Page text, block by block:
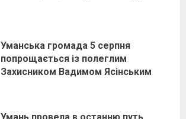
Уманська громада 5 серпня
попрощається із полеглим
Захисником Вадимом Ясінським
Умань провела в останню путь